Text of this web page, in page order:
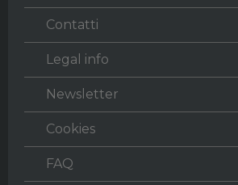
Contatti
Legal info
Newsletter
Cookies
FAQ